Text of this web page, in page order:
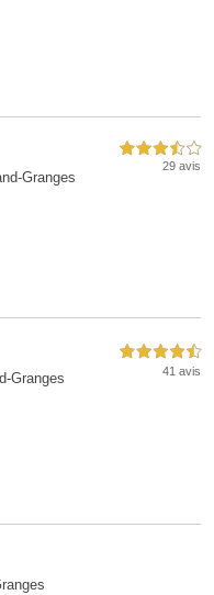
Granges
3,5 étoiles sur 5
29 avis
Granges
4,5 étoiles sur 5
41 avis